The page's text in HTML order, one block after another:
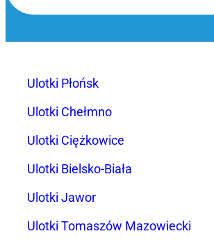
Ulotki Płońsk
Ulotki Chełmno
Ulotki Ciężkowice
Ulotki Bielsko-Biała
Ulotki Jawor
Ulotki Tomaszów Mazowiecki